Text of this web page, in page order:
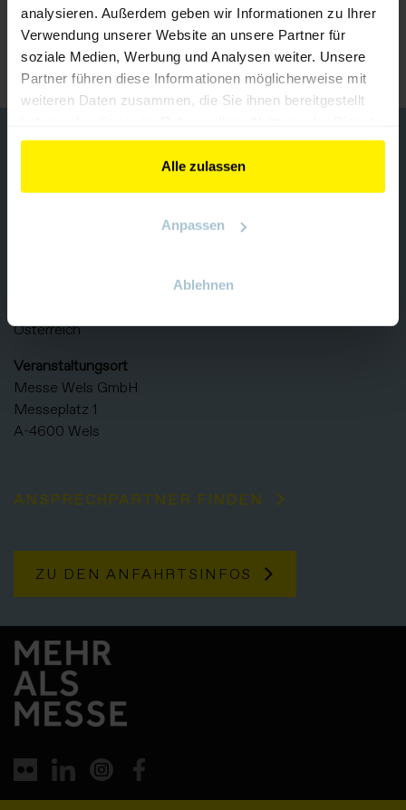
analysieren. Außerdem geben wir Informationen zu Ihrer
Verwendung unserer Website an unsere Partner für
soziale Medien, Werbung und Analysen weiter. Unsere
Partner führen diese Informationen möglicherweise mit
weiteren Daten zusammen, die Sie ihnen bereitgestellt
gesammelt haben.
Alle zulassen
Anpassen
Ablehnen
ZURÜCK ZUM AUSSTELLER
KONTAKT
Messezentrum Salzburg GmbH
Österreich
Veranstaltungsort
Messe Wels GmbH
Messeplatz 1
A-4600 Wels
ANSPRECHPARTNER FINDEN
ZU DEN ANFAHRTSINFOS